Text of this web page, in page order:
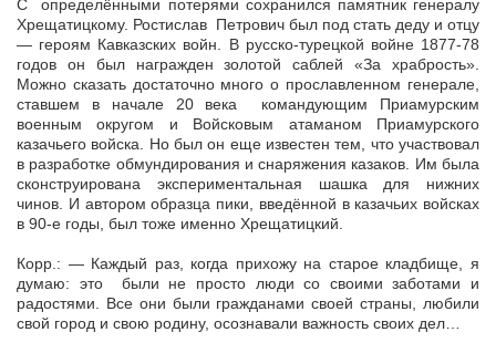
С определёнными потерями сохранился памятник генералу
Хрещатицкому. Ростислав Петрович был под стать деду и отцу
— героям Кавказских войн. В русско-турецкой войне 1877-78
годов он был награжден золотой саблей «За храбрость».
Можно сказать достаточно много о прославленном генерале,
ставшем в начале 20 века командующим Приамурским
военным округом и Войсковым атаманом Приамурского
казачьего войска. Но был он еще известен тем, что участвовал
в разработке обмундирования и снаряжения казаков. Им была
сконструирована экспериментальная шашка для нижних
чинов. И автором образца пики, введённой в казачьих войсках
в 90-е годы, был тоже именно Хрещатицкий.
Корр.: — Каждый раз, когда прихожу на старое кладбище, я
думаю: это были не просто люди со своими заботами и
радостями. Все они были гражданами своей страны, любили
свой город и свою родину, осознавали важность своих дел…